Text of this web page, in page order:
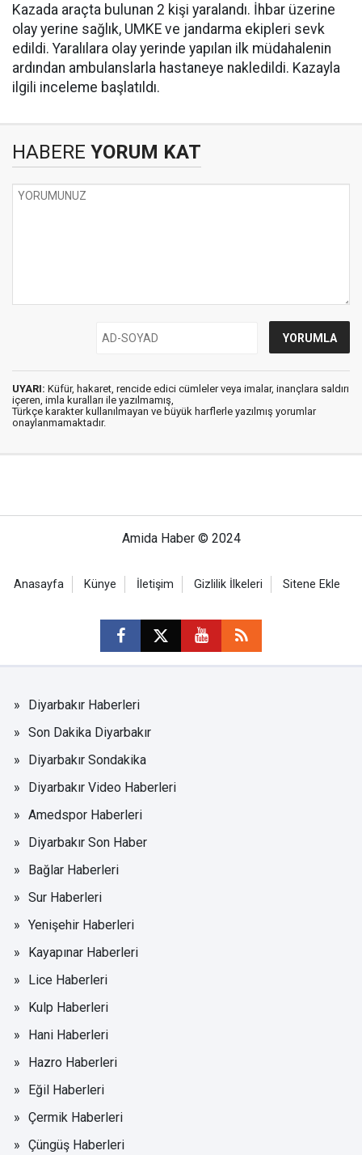
Kazada araçta bulunan 2 kişi yaralandı. İhbar üzerine
olay yerine sağlık, UMKE ve jandarma ekipleri sevk
edildi. Yaralılara olay yerinde yapılan ilk müdahalenin
ardından ambulanslarla hastaneye nakledildi. Kazayla
ilgili inceleme başlatıldı.
HABERE YORUM KAT
UYARI: Küfür, hakaret, rencide edici cümleler veya imalar, inançlara saldırı
içeren, imla kuralları ile yazılmamış,
Türkçe karakter kullanılmayan ve büyük harflerle yazılmış yorumlar
onaylanmamaktadır.
Amida Haber © 2024
Anasayfa Künye İletişim Gizlilik İlkeleri Sitene Ekle
Diyarbakır Haberleri
Son Dakika Diyarbakır
Diyarbakır Sondakika
Diyarbakır Video Haberleri
Amedspor Haberleri
Diyarbakır Son Haber
Bağlar Haberleri
Sur Haberleri
Yenişehir Haberleri
Kayapınar Haberleri
Lice Haberleri
Kulp Haberleri
Hani Haberleri
Hazro Haberleri
Eğil Haberleri
Çermik Haberleri
Çüngüş Haberleri